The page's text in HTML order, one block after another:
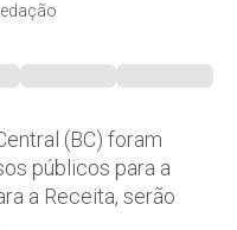
(BC) foram
públicos para a
a Receita, serão